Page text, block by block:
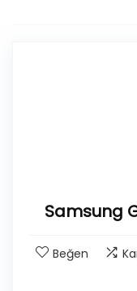
Samsung
Beğen